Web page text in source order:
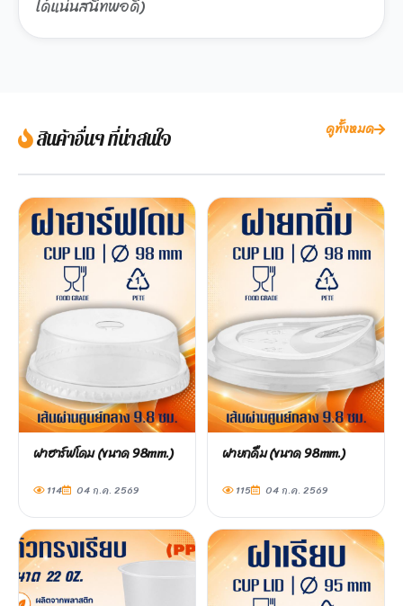
ได้แน่นสนิทพอดี)
สินค้าอื่นๆ ที่น่าสนใจ ดูทั้งหมด
ฝาฮาร์ฟโดม (ขนาด 98mm.)
114 04 ก.ค. 2569
ฝายกดื่ม (ขนาด 98mm.)
115 04 ก.ค. 2569